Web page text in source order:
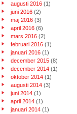
augusti 2016 (1)
juni 2016 (2)
maj 2016 (3)
april 2016 (6)
mars 2016 (2)
februari 2016 (1)
januari 2016 (1)
december 2015 (8)
december 2014 (1)
oktober 2014 (1)
augusti 2014 (3)
juni 2014 (1)
april 2014 (1)
januari 2014 (1)